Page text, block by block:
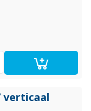
verticaal